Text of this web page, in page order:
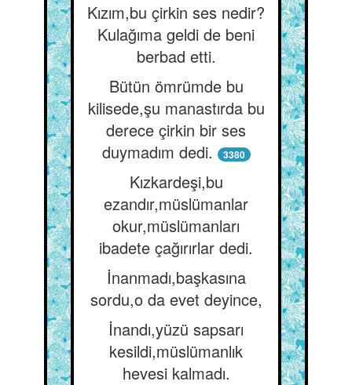
Kızım,bu çirkin ses nedir?
Kulağıma geldi de beni
berbad etti.
Bütün ömrümde bu
kilisede,şu manastırda bu
derece çirkin bir ses
duymadım dedi.
3380
Kızkardeşi,bu
ezandır,müslümanlar
okur,müslümanları
ibadete çağırırlar dedi.
İnanmadı,başkasına
sordu,o da evet deyince,
İnandı,yüzü sapsarı
kesildi,müslümanlık
hevesi kalmadı.